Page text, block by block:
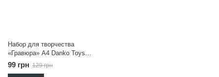
Набор для творчества
«Гравюра» А4 Danko Toys
ГРА4-02-01з..18з,01с..18с
99 грн 129 грн